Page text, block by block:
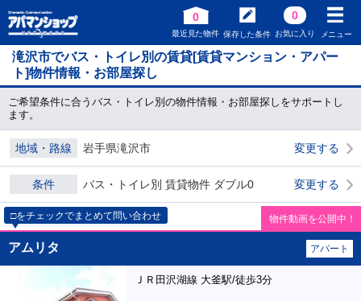
0
最近見た物件 保存した条件
0
お気に入り メニュー
滝沢市でバス・トイレ別の賃貸[賃貸マンション・アパー
ト]物件情報・お部屋探し
ご希望条件に合うバス・トイレ別の物件情報・お部屋探しをサポートし
ます。
地域・路線 岩手県滝沢市 変更する
条件 バス・トイレ別 賃貸物件 ダブル0 変更する
□をチェックでまとめて問い合わせ 物件動画を公開中！
アムリタ アパート
ＪＲ田沢湖線 大釜駅/徒歩3分